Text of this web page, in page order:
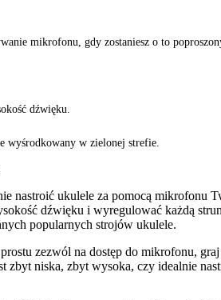
mikrofonu, gdy zostaniesz o to
dźwięku.
wyśrodkowany w zielonej strefie.
nastroić ukulele za pomocą
dźwięku i wyregulować każdą
popularnych strojów ukulele.
zezwól na dostęp do mikrofonu,
niska, zbyt wysoka, czy idealnie